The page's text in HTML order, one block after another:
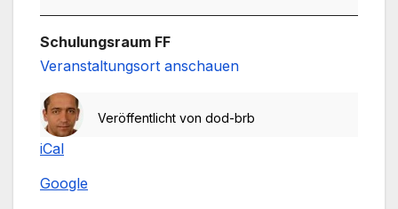
Schulungsraum FF
Veranstaltungsort anschauen
Veröffentlicht von dod-brb
iCal
Google